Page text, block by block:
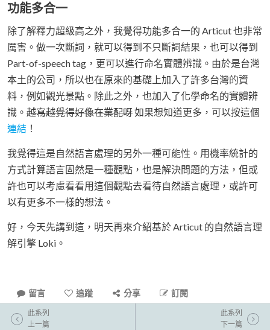
功能多合一
除了解釋力超級高之外，我覺得功能多合一的 Articut 也非常
厲害。做一次斷詞，就可以得到不只斷詞結果，也可以得到
Part-of-speech tag，更可以進行命名實體辨識。由於是台灣
本土的公司，所以也在原來的基礎上加入了許多台灣的資
料，例如觀光景點。除此之外，也加入了化學命名的實體辨
識。 越寫越覺得好像在業配呀如果想知道更多，可以按這個
連結 ！
我覺得這是自然語言處理的另外一種可能性。用機率統計的
方式計算語言固然是一種觀點，也是解決問題的方法，但或
許也可以考慮看看用這個觀點去看待自然語言處理，或許可
以有更多不一樣的想法。
好，今天先講到這，明天再來介紹基於 Articut 的自然語言理
解引擎 Loki。
留言 追蹤 分享 訂閱
此系列
上一篇
此系列
下一篇